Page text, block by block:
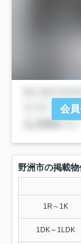
会
野洲市の掲載
1R～1K
1DK～1LDK